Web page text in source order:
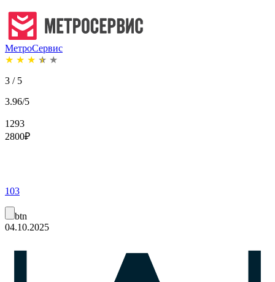
МетроСервис
★ ★ ★ ★ ★
3 / 5
3.96/5
1293
2800₽
103
btn
04.10.2025